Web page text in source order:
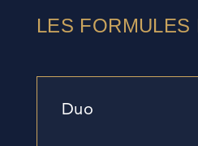
LES FORMULES
Duo